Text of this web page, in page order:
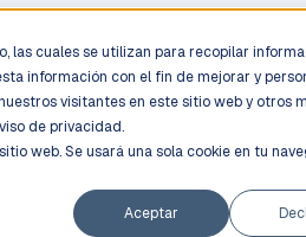
las cuales se utilizan para recopilar
información con el fin de mejorar y
visitantes en este sitio web y otros
de privacidad.
web. Se usará una sola cookie en tu
Aceptar